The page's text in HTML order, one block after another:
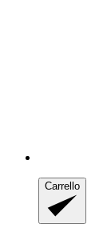
Carrello